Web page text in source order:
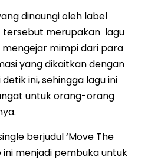
dinaungi oleh label
tersebut merupakan lagu
mimpi dari para
yang dikaitkan dengan
ini, sehingga lagu ini
untuk orang-orang
berjudul ‘Move The
ini menjadi pembuka untuk